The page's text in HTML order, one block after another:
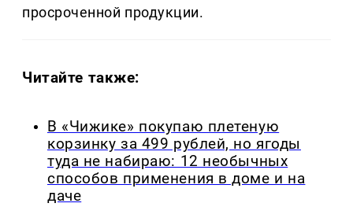
просроченной продукции.
Читайте также:
В «Чижике» покупаю плетеную
корзинку за 499 рублей, но ягоды
туда не набираю: 12 необычных
способов применения в доме и на
даче